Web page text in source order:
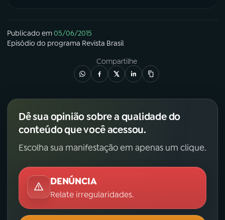
Publicado em05/06/2015
Episódio do programa Revista Brasil
Compartilhe
Dê sua opinião sobre a qualidade do
conteúdo que você acessou.
Escolha sua manifestação em apenas um clique.
DENÚNCIA
Relate irregularidades.